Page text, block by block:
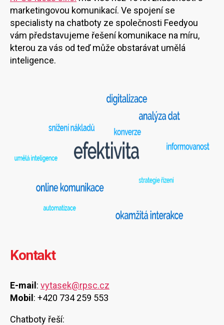
marketingovou komunikací. Ve spojení se
specialisty na chatboty ze společnosti Feedyou
vám představujeme řešení komunikace na míru,
kterou za vás od teď může obstarávat umělá
inteligence.
Kontakt
E-mail : vytasek@rpsc.cz
Mobil : +420 734 259 553
Chatboty řeší: